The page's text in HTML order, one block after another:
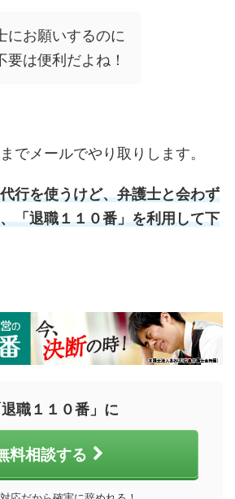
にお願いするのに
要は便利だよね！
でメールでやり取りします。
行を使うけど、弁護士と会わず
「退職１１０番」を利用して下
退職１１０番」に
料相談する